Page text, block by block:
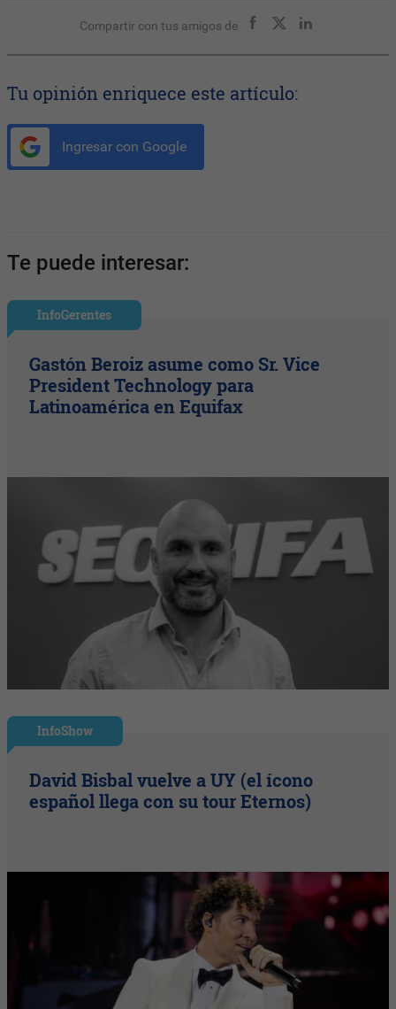
Compartir con tus amigos de
Tu opinión enriquece este artículo:
Ingresar con Google
Te puede interesar:
InfoGerentes
Gastón Beroiz asume como Sr. Vice
President Technology para
Latinoamérica en Equifax
InfoShow
David Bisbal vuelve a UY (el ícono
español llega con su tour Eternos)